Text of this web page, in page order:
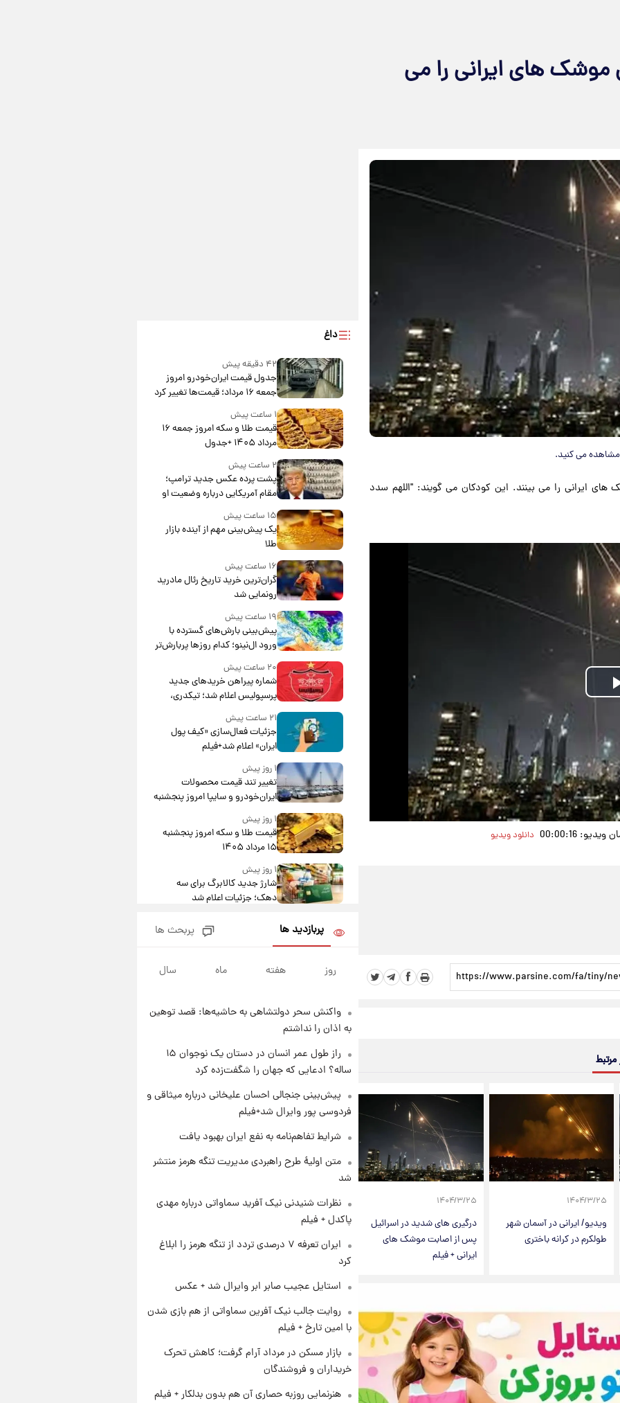
های ایرانی را می
مشاهده می کنید.
ایرانی را می بینند. این کودکان می گویند: "اللهم سدد
Play
Video
00:00:16 دانلود ویدیو
مرتبط
۱۴۰۴/۳/۲۵
ویدیو/ ایرانی در آسمان شهر
طولکرم در کرانه باختری
۱۴۰۴/۳/۲۵
درگیری های شدید در اسرائیل
پس از اصابت موشک های
ایرانی + فیلم
داغ
۴۲ دقیقه پیش
جدول قیمت ایران‌خودرو امروز
جمعه ۱۶ مرداد؛ قیمت‌ها تغییر کرد
۱ ساعت پیش
قیمت طلا و سکه امروز جمعه ۱۶
مرداد ۱۴۰۵ +جدول
۲ ساعت پیش
پشت پرده عکس جدید ترامپ؛
مقام آمریکایی درباره وضعیت او
چه گفت؟
۱۵ ساعت پیش
یک پیش‌بینی مهم از آینده بازار
طلا
۱۶ ساعت پیش
گران‌ترین خرید تاریخ رئال مادرید
رونمایی شد
۱۹ ساعت پیش
پیش‌بینی بارش‌های گسترده با
ورود ال‌نینو؛ کدام روزها پربارش‌تر
۲۰ ساعت پیش
شماره پیراهن خریدهای جدید
پرسپولیس اعلام شد؛ تیکدری،
محبی و سرگیف با اعداد ویژه
۲۱ ساعت پیش
جزئیات فعال‌سازی «کیف پول
ایران» اعلام شد+فیلم
۱ روز پیش
تغییر تند قیمت محصولات
ایران‌خودرو و سایپا امروز پنجشنبه
۱۵ مرداد ۱۴۰۵ +جدول
۱ روز پیش
قیمت طلا و سکه امروز پنجشنبه
۱۵ مرداد ۱۴۰۵
۱ روز پیش
شارژ جدید کالابرگ برای سه
دهک؛ جزئیات اعلام شد
شرایط تازه فروش اقساطی سایپا
اعلام شد؛ شاهین، کوییک، اطلس،
سهند و ساینا با اقساط بلندمدت +
جدول۱ روز پیش
۱۴۰۵
۱ روز پیش
ماه ۱۴۰۵
پربازدید ها پربحث ها
روز هفته ماه سال
واکنش سحر دولتشاهی به حاشیه‌ها: قصد توهین
به اذان را نداشتم
راز طول عمر انسان در دستان یک نوجوان ۱۵
ساله؟ ادعایی که جهان را شگفت‌زده کرد
پیش‌بینی جنجالی احسان علیخانی درباره میثاقی و
فردوسی پور وایرال شد+فیلم
شرایط تفاهم‌نامه به نفع ایران بهبود یافت
متن اولیۀ طرح راهبردی مدیریت تنگه هرمز منتشر
شد
نظرات شنیدنی نیک آفرید سماواتی درباره مهدی
پاکدل + فیلم
ایران تعرفه ۷ درصدی تردد از تنگه هرمز را ابلاغ
کرد
استایل عجیب صابر ابر وایرال شد + عکس
روایت جالب نیک آفرین سماواتی از هم بازی شدن
با امین تارخ + فیلم
بازار مسکن در مرداد آرام گرفت؛ کاهش تحرک
خریداران و فروشندگان
هنرنمایی روزبه حصاری آن هم بدون بدلکار + فیلم